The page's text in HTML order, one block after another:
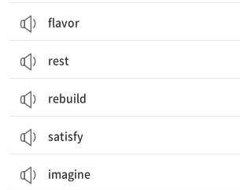
flavor
rest
rebuild
satisfy
imagine